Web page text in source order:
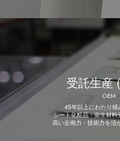
受託生産
OEM
45年以上にわたり積
シート化粧品・衛生材料
高い企画力・技術力を活